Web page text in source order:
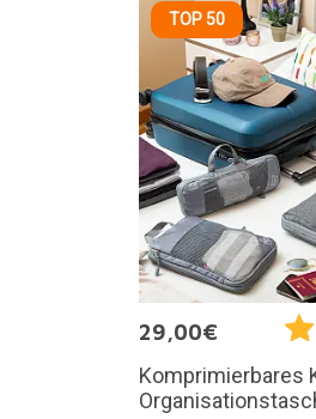
TOP 50
29,00€
Komprimierbares